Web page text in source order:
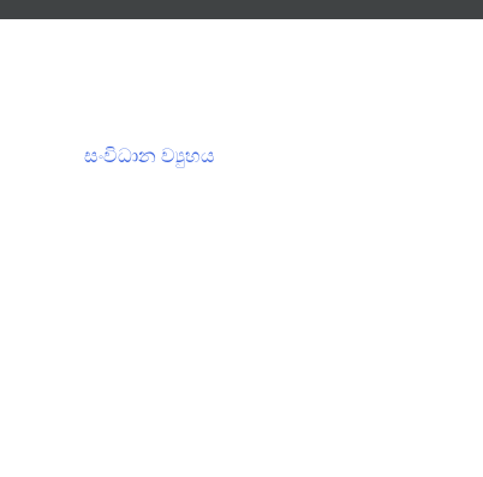
සංවිධාන ව්‍යුහය